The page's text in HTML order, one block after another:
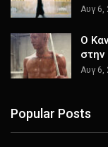
Αυγ 6,
Ο
Αυγ 6,
Popular Posts